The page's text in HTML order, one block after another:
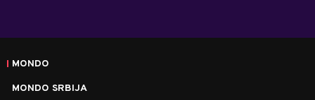
MONDO
MONDO SRBIJA